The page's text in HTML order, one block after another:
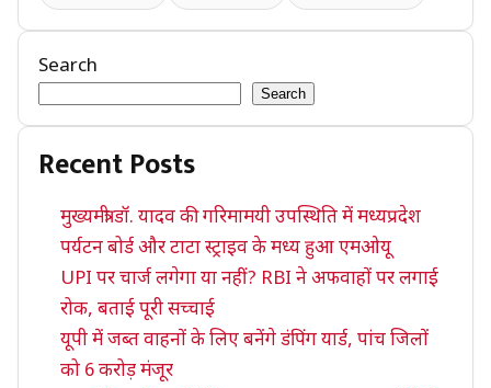
Search
Search
Recent Posts
मुख्यमंत्री डॉ. यादव की गरिमामयी उपस्थिति में मध्यप्रदेश
पर्यटन बोर्ड और टाटा स्ट्राइव के मध्य हुआ एमओयू
UPI पर चार्ज लगेगा या नहीं? RBI ने अफवाहों पर लगाई
रोक, बताई पूरी सच्चाई
यूपी में जब्त वाहनों के लिए बनेंगे डंपिंग यार्ड, पांच जिलों
को 6 करोड़ मंजूर